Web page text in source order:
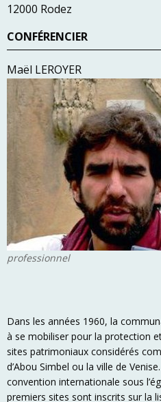
12000 Rodez
CONFÉRENCIER
Maël LEROYER
professionnel
Dans les années 1960, la
à se mobiliser pour la protection
sites patrimoniaux considérés
d’Abou Simbel ou la ville de
convention internationale sous
premiers sites sont inscrits sur la